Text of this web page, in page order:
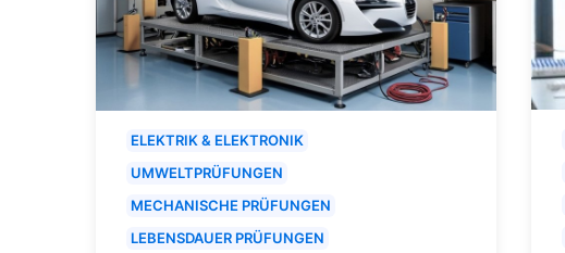
ELEKTRIK & ELEKTRONIK
UMWELTPRÜFUNGEN
MECHANISCHE PRÜFUNGEN
LEBENSDAUER PRÜFUNGEN